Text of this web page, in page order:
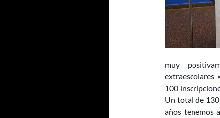
muy
extraescolares
100
Un total de
años tenemos